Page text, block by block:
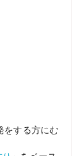
をする方にむ